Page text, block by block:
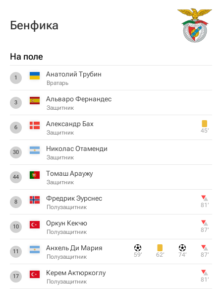
Бенфика
На поле
1 Анатолий Трубин
Вратарь
3 Альваро Фернандес
Защитник
6 Александр Бах
Защитник 45‎’‎
30 Николас Отаменди
Защитник
44 Томаш Араужу
Защитник
8 Фредрик Эурснес
Полузащитник 81‎’‎
10 Оркун Кекчю
Полузащитник 87‎’‎
11 Анхель Ди Мария
Полузащитник 59‎’‎ 62‎’‎ 74‎’‎ 87‎’‎
17 Керем Актюркоглу
Полузащитник 81‎’‎